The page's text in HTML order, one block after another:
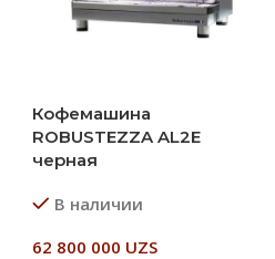
Кофемашина
ROBUSTEZZA AL2E
черная
В наличии
62 800 000 UZS